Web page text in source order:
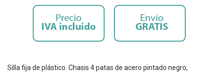
Silla fija de plástico. Chasis 4 patas de acero pintado negro,